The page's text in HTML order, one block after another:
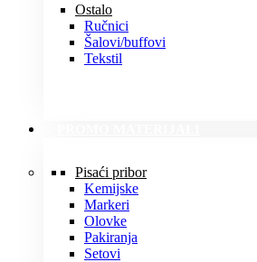
Ostalo
Ručnici
Šalovi/buffovi
Tekstil
Pisaći pribor
Kemijske
Markeri
Olovke
Pakiranja
Setovi